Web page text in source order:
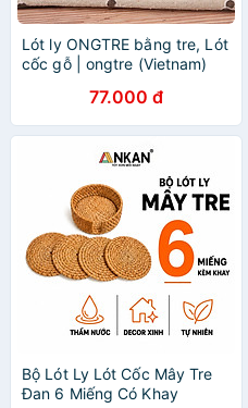
Lót ly ONGTRE bằng tre, Lót
cốc gỗ | ongtre (Vietnam)
77.000 đ
Bộ Lót Ly Lót Cốc Mây Tre
Đan 6 Miếng Có Khay